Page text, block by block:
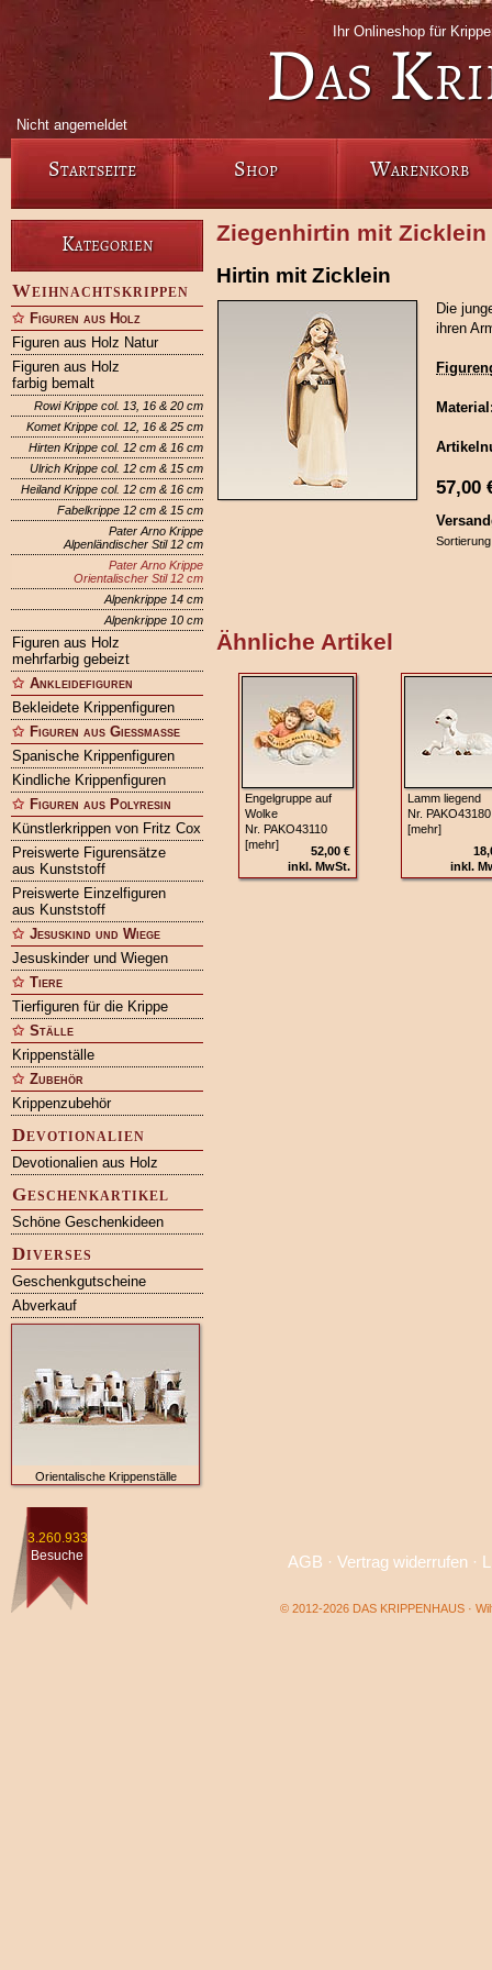
Ihr Onlineshop für
Das
Nicht angemeldet
Startseite Shop Warenkorb
Kategorien
Weihnachtskrippen
Figuren aus Holz
Figuren aus Holz Natur
Figuren aus Holz
farbig bemalt
Rowi Krippe col. 13, 16 & 20 cm
Komet Krippe col. 12, 16 & 25 cm
Hirten Krippe col. 12 cm & 16 cm
Ulrich Krippe col. 12 cm & 15 cm
Heiland Krippe col. 12 cm & 16 cm
Fabelkrippe 12 cm & 15 cm
Pater Arno Krippe
Alpenländischer Stil 12 cm
Pater Arno Krippe
Orientalischer Stil 12 cm
Alpenkrippe 14 cm
Alpenkrippe 10 cm
Figuren aus Holz
mehrfarbig gebeizt
Ankleidefiguren
Bekleidete Krippenfiguren
Figuren aus Gießmasse
Spanische Krippenfiguren
Kindliche Krippenfiguren
Figuren aus Polyresin
Künstlerkrippen von Fritz Cox
Preiswerte Figurensätze
aus Kunststoff
Preiswerte Einzelfiguren
aus Kunststoff
Jesuskind und Wiege
Jesuskinder und Wiegen
Tiere
Tierfiguren für die Krippe
Ställe
Krippenställe
Zubehör
Krippenzubehör
Devotionalien
Devotionalien aus Holz
Geschenkartikel
Schöne Geschenkideen
Diverses
Geschenkgutscheine
Abverkauf
Orientalische Krippenställe
Ziegenhirtin mit Zicklein
Hirtin mit Zicklein
Die
ihren
57,00
Ähnliche Artikel
Engelgruppe auf
Wolke
Nr. PAKO43110
[mehr]
52,00 €
inkl. MwSt.
Lamm liegend
Nr. PAKO43180
[mehr]
inkl.
3.260.933
Besuche
AGB · Vertrag widerrufen·
© 2012-2026 DAS KRIPPENHAUS ·